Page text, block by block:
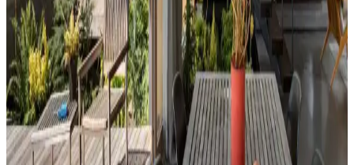
Reddit tartışması üzerinden ev dekorasyonunda renk uyumu,
mobilya yerleşimi ve aksesuar dengesi gibi unsurların yaşam
alanlarının estetik ve fonksiyonelliğini nasıl etkilediği inceleniyor.
Hermes Dekor Ürünleri İncelemesi: Ella'dan
Alışveriş ve Ürün Kalitesi Değerlendirmesi
Ella satıcısından alınan Hermes dekor ürünleri, yüksek deri kalitesi
ve detaylı işçiliğiyle öne çıkıyor. Ürünlerin boyutları beklentileri
aşarken, fiyat ve orijinallik tartışmaları da dikkat çekiyor.